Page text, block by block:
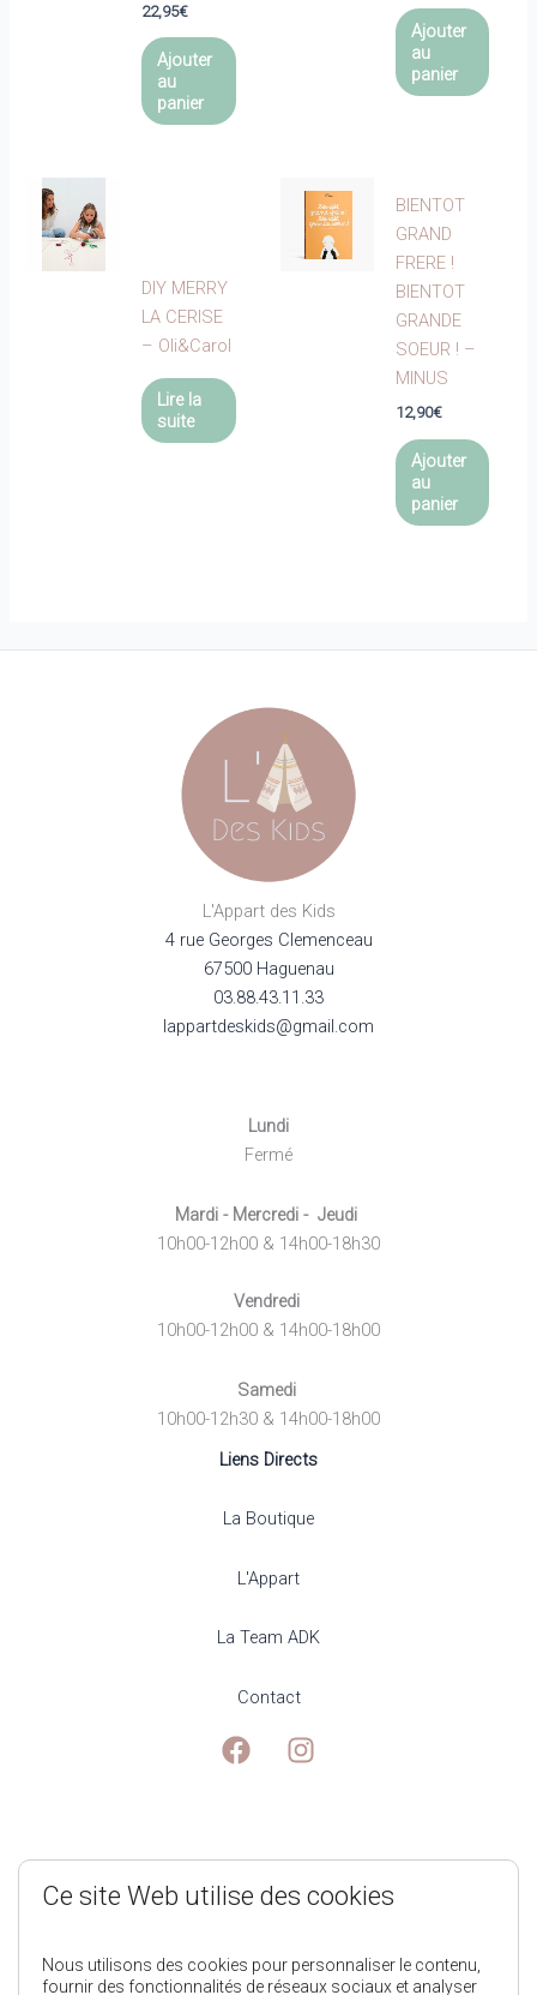
22,95€
Ajouter
au
panier
Ajouter
au
panier
DIY MERRY
LA CERISE
– Oli&Carol
Lire la
suite
BIENTOT
GRAND
FRERE !
BIENTOT
GRANDE
SOEUR ! –
MINUS
12,90€
Ajouter
au
panier
L'Appart des Kids
4 rue Georges Clemenceau
67500 Haguenau
03.88.43.11.33
lappartdeskids@gmail.com
Lundi
Fermé
Mardi - Mercredi - Jeudi
10h00-12h00 & 14h00-18h30
Vendredi
10h00-12h00 & 14h00-18h00
Samedi
10h00-12h30 & 14h00-18h00
Liens Directs
La Boutique
L'Appart
La Team ADK
Contact
Mentions Légales
Ce site Web utilise des cookies
Nous utilisons des cookies pour personnaliser le contenu,
fournir des fonctionnalités de réseaux sociaux et analyser